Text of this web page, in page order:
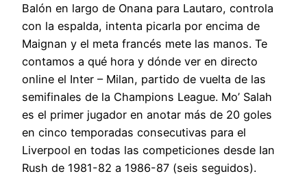
Balón en largo de Onana para Lautaro, controla
con la espalda, intenta picarla por encima de
Maignan y el meta francés mete las manos. Te
contamos a qué hora y dónde ver en directo
online el Inter – Milan, partido de vuelta de las
semifinales de la Champions League. Mo’ Salah
es el primer jugador en anotar más de 20 goles
en cinco temporadas consecutivas para el
Liverpool en todas las competiciones desde Ian
Rush de 1981-82 a 1986-87 (seis seguidos).